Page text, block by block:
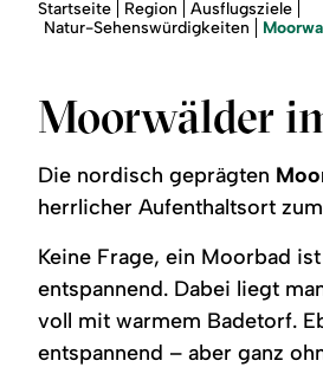
Region
Sie
sind
Startseite Region
Ausflugsziele
Natur-Sehenswürdigkeiten
Moorwälder
Die nordisch geprägten
herrlicher Aufenthaltsort
Keine Frage, ein Moorbad
entspannend. Dabei liegt
voll mit warmem Badetorf.
entspannend – aber ganz